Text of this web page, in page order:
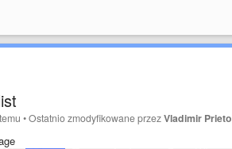
•Ostatnio zmodyfikowane przezVladimir Prieto